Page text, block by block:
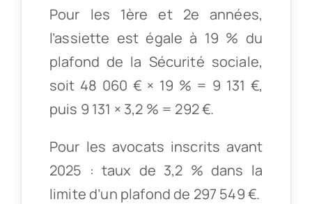
Pour les 1ère et 2e années,
l’assiette est égale à 19 % du
plafond de la Sécurité sociale,
soit 48 060 € × 19 % = 9 131 €,
puis 9 131 × 3,2 % = 292 €.
Pour les avocats inscrits avant
2025 : taux de 3,2 % dans la
limite d’un plafond de 297 549 €.